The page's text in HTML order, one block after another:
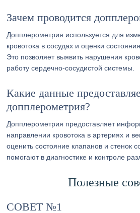
Зачем проводится
Допплерометрия используется для
кровотока в сосудах и оценки
Это позволяет выявить нарушения
работу сердечно-сосудистой системы.
Какие данные
допплерометрия?
Допплерометрия предоставляет
направлении кровотока в артериях и
оценить состояние клапанов и стенок
помогают в диагностике и контроле
Полезные
СОВЕТ №1